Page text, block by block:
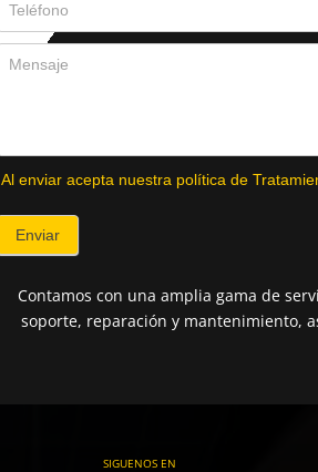
Al enviar acepta nuestra política de
Enviar
Contamos con una amplia gama de
soporte, reparación y mantenimiento,
SIGUENOS EN